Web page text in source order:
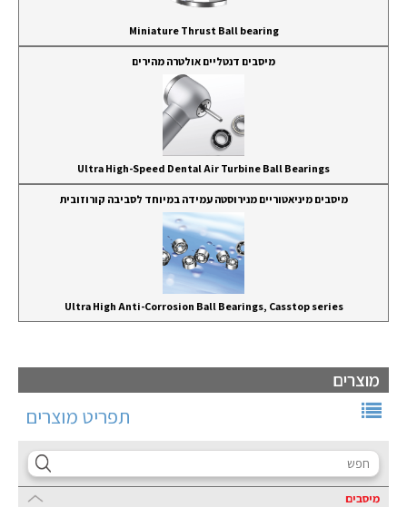
מוצרים
תפריט מוצרים
מיסבים
Miniature Thrust Ball bearing
מיסבים דנטליים אולטרה מהירים
Ultra High-Speed Dental Air Turbine Ball Bearings
מיסבים מיניאטוריים מנירוסטה עמידה במיוחד לסביבה קורוזובית
Ultra High Anti-Corrosion Ball Bearings, Casstop series